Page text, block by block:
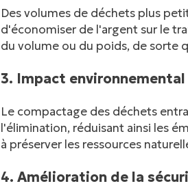
Des volumes de déchets plus
d'économiser de l'argent sur le
du volume ou du poids, de sorte
3. Impact
Le compactage des déchets
l'élimination, réduisant ainsi les
à préserver les ressources
4. Amélioration de la